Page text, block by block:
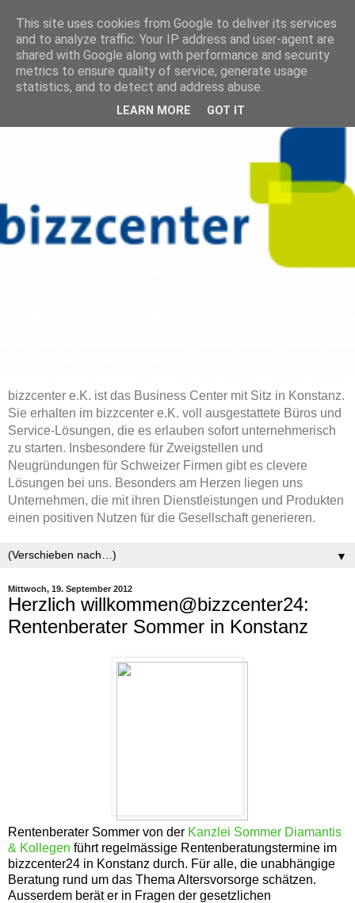
bizzcenter e.K. ist das Business Center mit Sitz in Konstanz.
Sie erhalten im bizzcenter e.K. voll ausgestattete Büros und
Service-Lösungen, die es erlauben sofort unternehmerisch
zu starten. Insbesondere für Zweigstellen und
Neugründungen für Schweizer Firmen gibt es clevere
Lösungen bei uns. Besonders am Herzen liegen uns
Unternehmen, die mit ihren Dienstleistungen und Produkten
einen positiven Nutzen für die Gesellschaft generieren.
▼
Mittwoch, 19. September 2012
Herzlich willkommen@bizzcenter24:
Rentenberater Sommer in Konstanz
Rentenberater Sommer von der Kanzlei Sommer Diamantis
& Kollegen führt regelmässige Rentenberatungstermine im
bizzcenter24 in Konstanz durch. Für alle, die unabhängige
Beratung rund um das Thema Altersvorsorge schätzen.
Ausserdem berät er in Fragen der gesetzlichen
This site uses cookies from Google to deliver its services
and to analyze traffic. Your IP address and user-agent are
shared with Google along with performance and security
metrics to ensure quality of service, generate usage
statistics, and to detect and address abuse.
LEARN MORE GOT IT